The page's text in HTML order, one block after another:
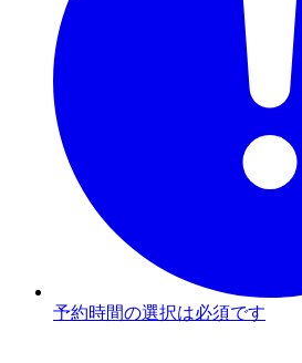
予約時間の選択は必須です